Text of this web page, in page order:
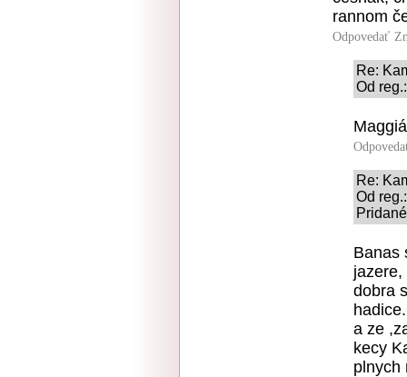
rannom
Odpovedať
Re:
Od
Re:
Od
Banas
dobra
a ze
kecy
plnych